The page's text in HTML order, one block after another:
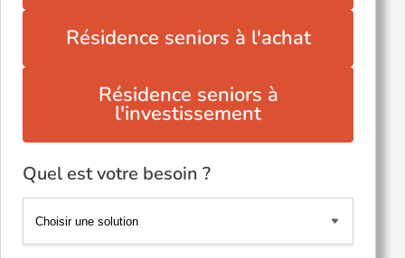
Résidence seniors à l'achat
Résidence seniors à
l'investissement
Quel est votre besoin ?